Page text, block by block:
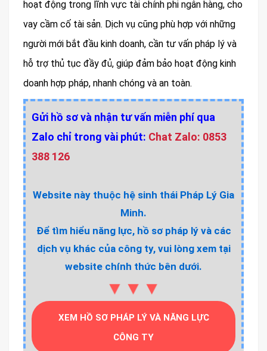
hoạt động trong lĩnh vực tài chính phi ngân hàng, cho
vay cầm cố tài sản. Dịch vụ cũng phù hợp với những
người mới bắt đầu kinh doanh, cần tư vấn pháp lý và
hỗ trợ thủ tục đầy đủ, giúp đảm bảo hoạt động kinh
doanh hợp pháp, nhanh chóng và an toàn.
Gửi hồ sơ và nhận tư vấn miễn phí qua
Zalo chỉ trong vài phút: Chat Zalo: 0853
388 126
Website này thuộc hệ sinh thái Pháp Lý Gia
Minh.
Để tìm hiểu năng lực, hồ sơ pháp lý và các
dịch vụ khác của công ty, vui lòng xem tại
website chính thức bên dưới.
▼▼▼
XEM HỒ SƠ PHÁP LÝ VÀ NĂNG LỰC
CÔNG TY